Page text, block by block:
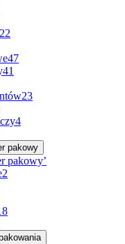
22
47
41
23
4
pakowy
pakowy’
2